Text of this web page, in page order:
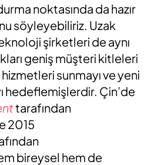
noktasında da hazır
söyleyebiliriz. Uzak
şirketleri de aynı
geniş müşteri kitleleri
sunmayı ve yeni
hedeflemişlerdir. Çin’de
tarafından
2015
bireysel hem de